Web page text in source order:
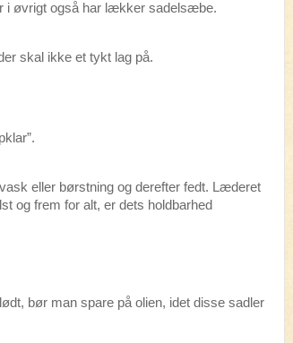
i øvrigt også har lækker sadelsæbe.
skal ikke et tykt lag på.
eller børstning og derefter fedt. Læderet
og frem for alt, er dets holdbarhed
bør man spare på olien, idet disse sadler